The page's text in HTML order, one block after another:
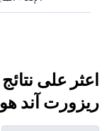
اعثر على
ريزورت آند